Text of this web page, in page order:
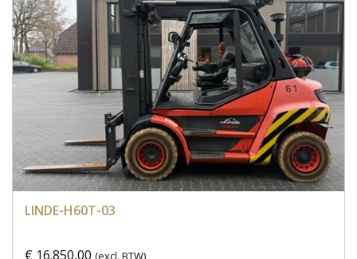
LINDE-H60T-03
€ 16.850,00 (excl. BTW)